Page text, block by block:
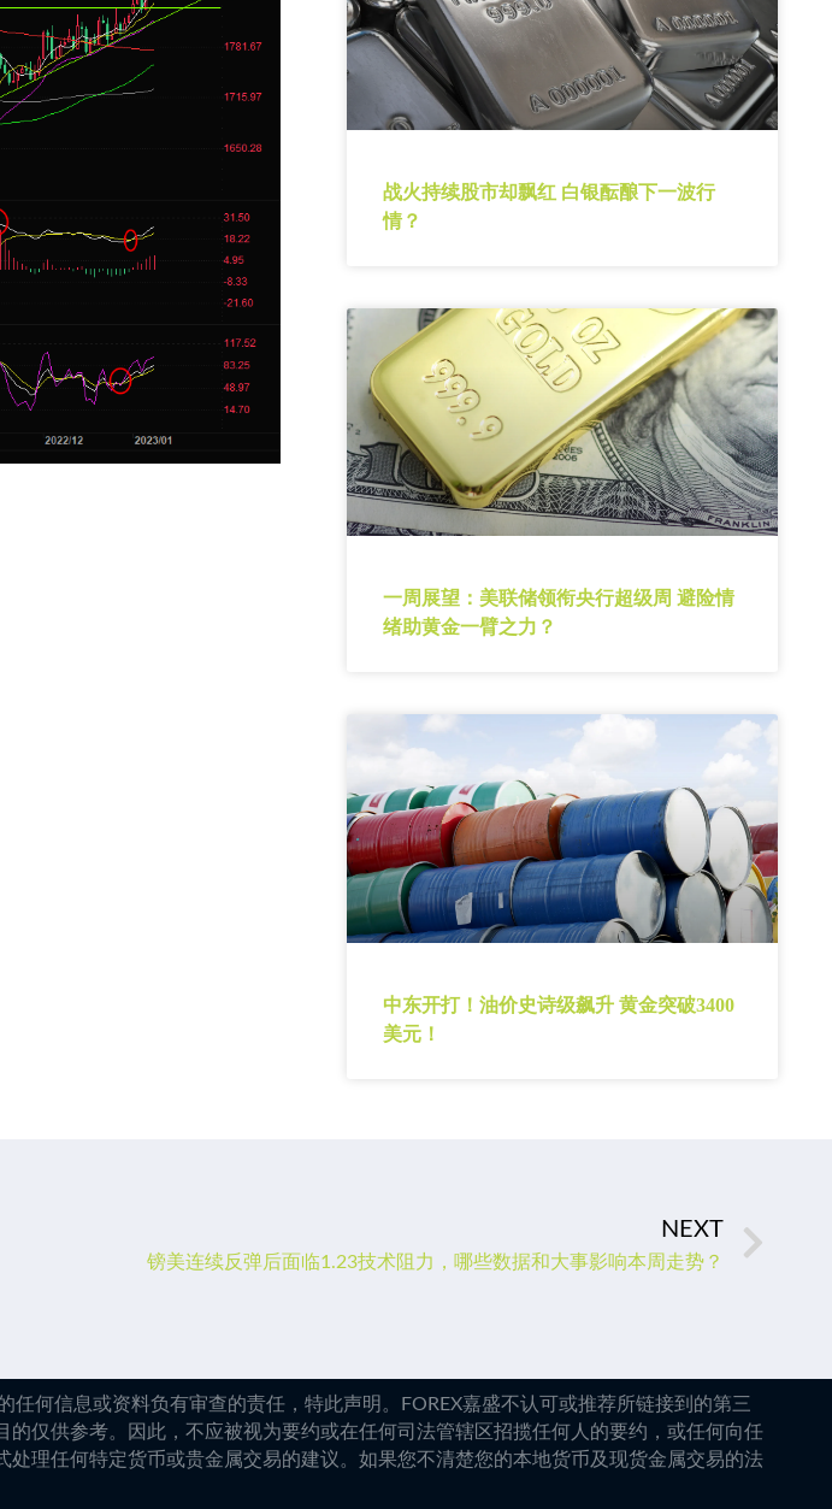
战火持续股市却飘红 白银酝酿下一波行
情？
一周展望：美联储领衔央行超级周 避险情
绪助黄金一臂之力？
中东开打！油价史诗级飙升 黄金突破3400
美元！
NEXT
镑美连续反弹后面临1.23技术阻力，哪些数据和大事影响本周走势？
何信息或资料负有审查的责任，特此声明。FOREX嘉盛不认可或推荐所链接到的第三
仅供参考。因此，不应被视为要约或在任何司法管辖区招揽任何人的要约，或任何向任
理任何特定货币或贵金属交易的建议。如果您不清楚您的本地货币及现货金属交易的法